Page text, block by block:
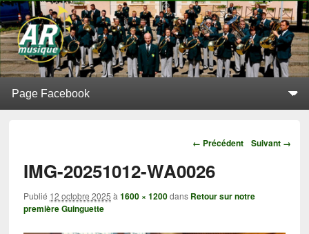
L'Alerte de Replonges
BATTERIE-FANFARE SITUÉE À REPLONGES (AIN)
Navigation
← Précédent Suivant →
IMG-20251012-WA0026
Publié 12 octobre 2025 à1600 × 1200dans Retour sur notre
première Guinguette